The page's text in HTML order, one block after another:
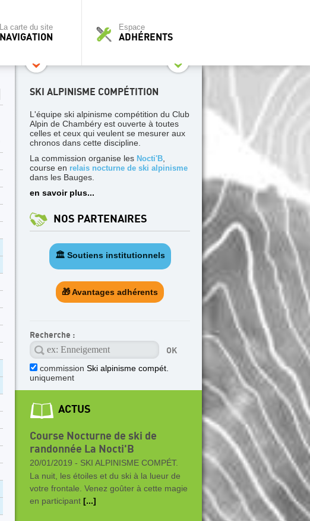
La carte du site
NAVIGATION
Espace
ADHÉRENTS
SKI ALPINISME COMPÉTITION
L'équipe ski alpinisme compétition du Club
Alpin de Chambéry est ouverte à toutes
celles et ceux qui veulent se mesurer aux
chronos dans cette discipline.
La commission organise les Nocti'B
course en relais nocturne de ski alpinisme
dans les Bauges.
en savoir plus...
NOS PARTENAIRES
🏛️ Soutiens institutionnels
🎁 Avantages adhérents
Recherche :
commission Ski alpinisme compét.
uniquement
ACTUS
Course Nocturne de ski de
randonnée La Nocti'B
20/01/2019 - SKI ALPINISME COMPÉT.
La nuit, les étoiles et du ski à la lueur de
votre frontale. Venez goûter à cette magie
en participant [...]